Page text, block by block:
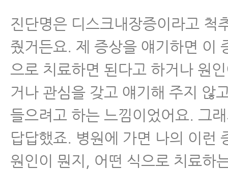
진단명은 디스크내장증이라고 척
줬거든요. 제 증상을 얘기하면 이
으로 치료하면 된다고 하거나 원
거나 관심을 갖고 얘기해 주지 않
들으려고 하는 느낌이었어요. 그
답답했죠. 병원에 가면 나의 이런
원인이 뭔지, 어떤 식으로 치료하